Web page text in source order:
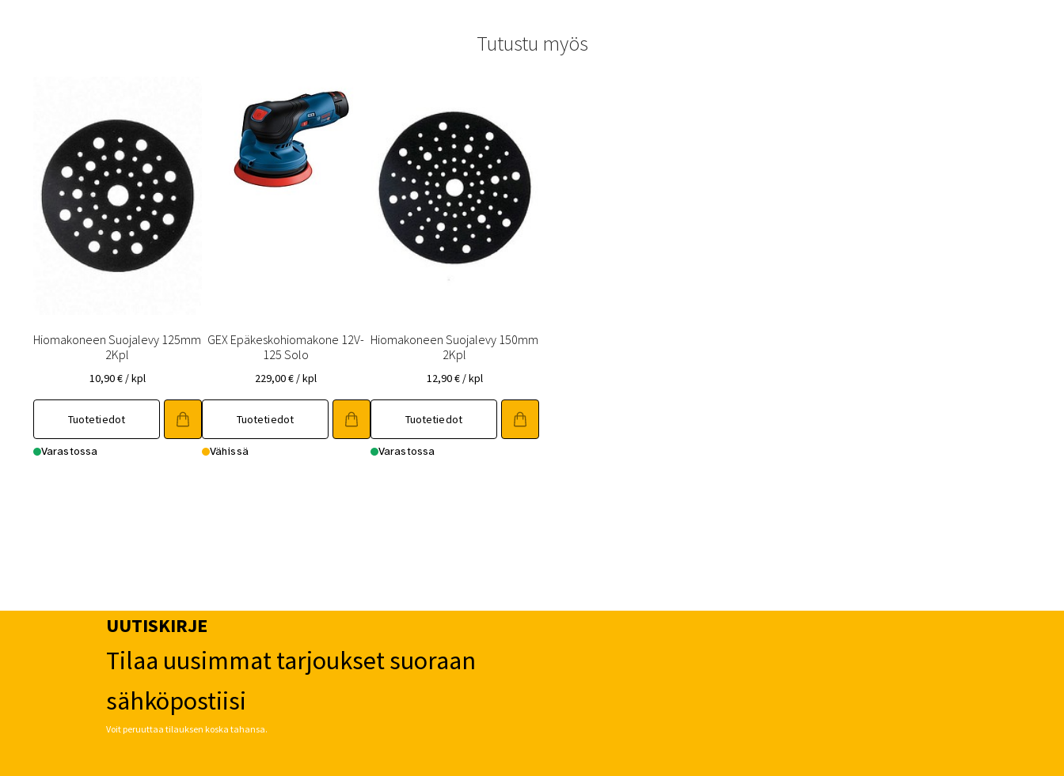
Tutustu myös
Hiomakoneen Suojalevy 125mm
2Kpl
10,90€ / kpl
Tuotetiedot
Varastossa
GEX Epäkeskohiomakone 12V-
125 Solo
229,00€ / kpl
Tuotetiedot
Vähissä
Hiomakoneen Suojalevy 150mm
2Kpl
12,90€ / kpl
Tuotetiedot
Varastossa
UUTISKIRJE
Tilaa uusimmat tarjoukset suoraan
sähköpostiisi
Voit peruuttaa tilauksen koska tahansa.